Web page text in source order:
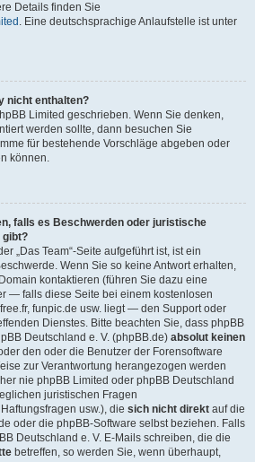
Details finden Sie
. Eine deutschsprachige Anlaufstelle ist unter
nicht enthalten?
Limited geschrieben. Wenn Sie denken,
werden sollte, dann besuchen Sie
für bestehende Vorschläge abgeben oder
können.
falls es Beschwerden oder juristische
gibt?
„Das Team“-Seite aufgeführt ist, ist ein
Wenn Sie so keine Antwort erhalten,
kontaktieren (führen Sie dazu eine
— falls diese Seite bei einem kostenlosen
funpic.de usw. liegt — den Support oder
Dienstes. Bitte beachten Sie, dass phpBB
Deutschland e. V. (phpBB.de) absolut keinen
den oder die Benutzer der Forensoftware
zur Verantwortung herangezogen werden
nie phpBB Limited oder phpBB Deutschland
juristischen Fragen
usw.), die sich nicht direkt auf die
oder die phpBB-Software selbst beziehen. Falls
Deutschland e. V. E-Mails schreiben, die die
betreffen, so werden Sie, wenn überhaupt,